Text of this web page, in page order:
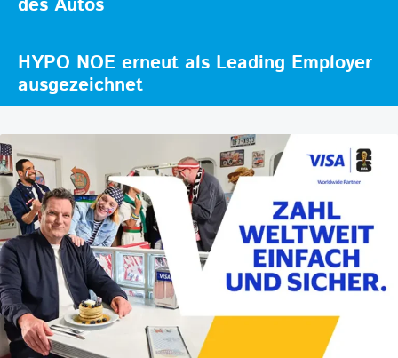
HYPO NOE erneut als Leading Employer
ausgezeichnet